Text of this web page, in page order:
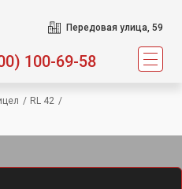
Передовая улица, 59
100-69-58
/ RL 42 /